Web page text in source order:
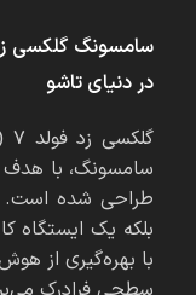
در دنیای تاشو
سامسونگ، با
طراحی شده است.
بلکه یک
با بهره‌گیری از